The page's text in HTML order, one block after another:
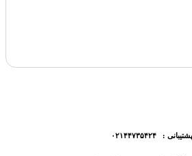
: ۰۲۱۴۴۷۳۵۴۲۴